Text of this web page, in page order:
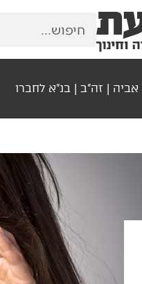
אביה | זה"ב | בנ"א לחברו